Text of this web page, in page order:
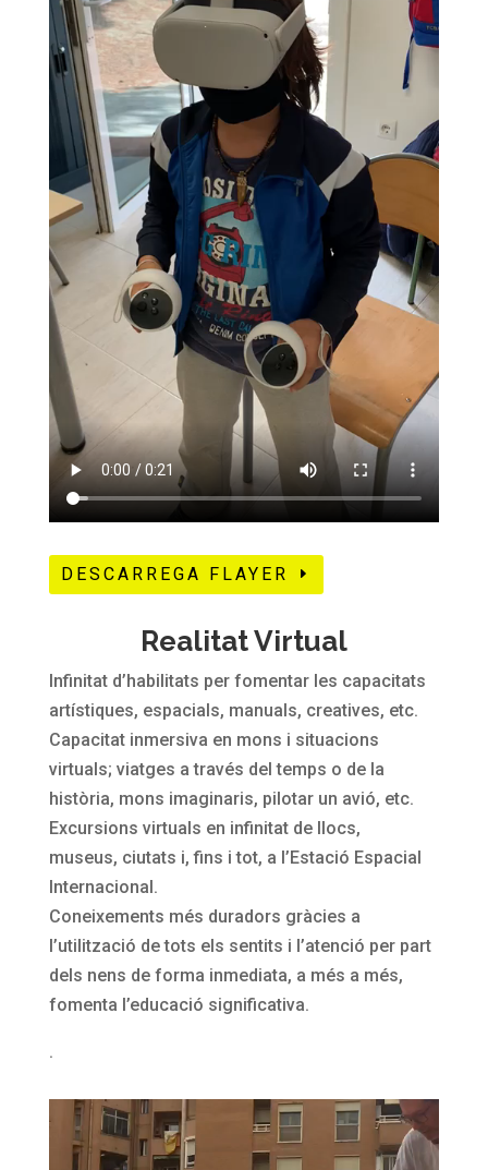
DESCARREGA FLAYER
Realitat Virtual
Infinitat d’habilitats per fomentar les capacitats
artístiques, espacials, manuals, creatives, etc.
Capacitat inmersiva en mons i situacions
virtuals; viatges a través del temps o de la
història, mons imaginaris, pilotar un avió, etc.
Excursions virtuals en infinitat de llocs,
museus, ciutats i, fins i tot, a l’Estació Espacial
Internacional.
Coneixements més duradors gràcies a
l’utilització de tots els sentits i l’atenció per part
dels nens de forma inmediata, a més a més,
fomenta l’educació significativa.
.